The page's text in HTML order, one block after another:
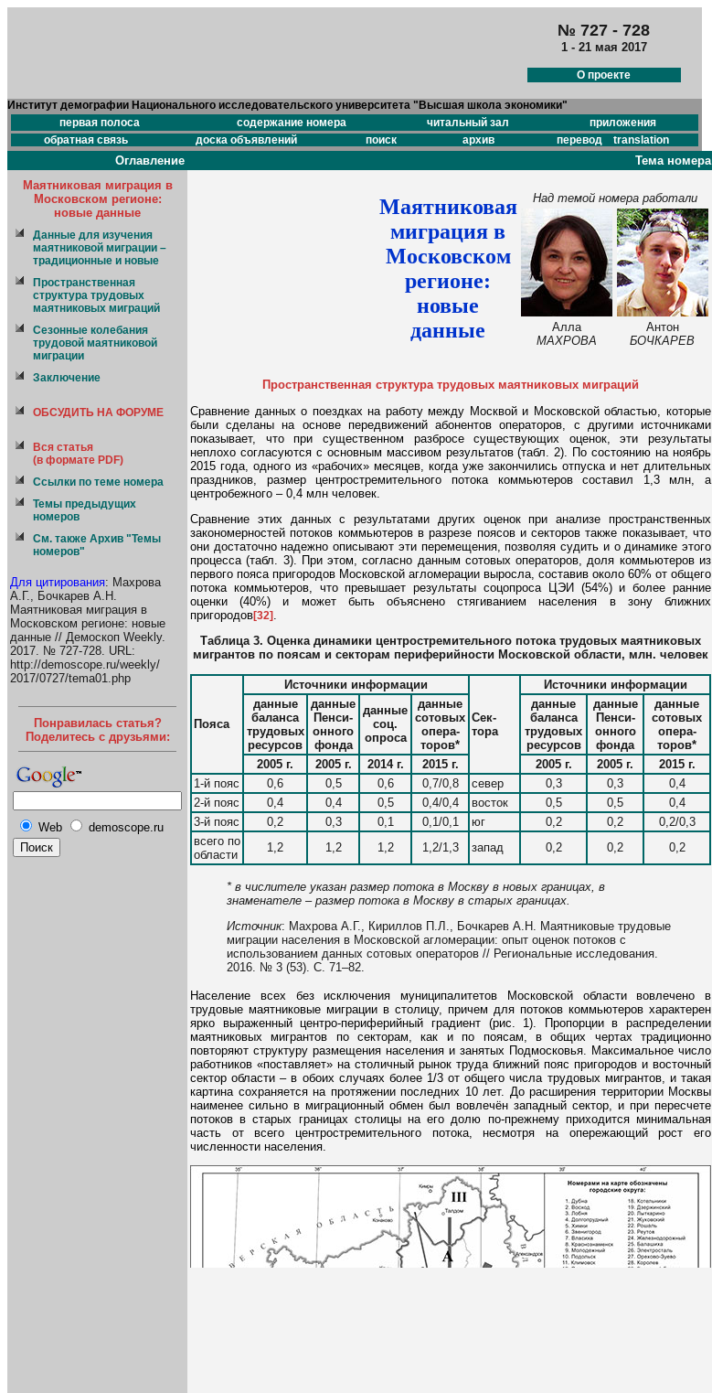
№ 727 - 728
1 - 21 мая 2017
О проекте
Институт демографии Национального исследовательского университета "Высшая школа экономики"
первая полоса
содержание номера читальный зал
приложения
обратная связь
доска объявлений поиск архив перевод translation
Оглавление
Тема номера
Маятниковая миграция в
Московском регионе:
новые данные
Данные для изучения
маятниковой миграции –
традиционные и новые
Пространственная
структура трудовых
маятниковых миграций
Сезонные колебания
трудовой маятниковой
миграции
Заключение
ОБСУДИТЬ НА ФОРУМЕ
Вся статья
(в формате PDF)
Ссылки по теме номера
Темы предыдущих
номеров
См. также Архив "Темы
номеров"
Для цитирования: Махрова
А.Г., Бочкарев А.Н.
Маятниковая миграция в
Московском регионе: новые
данные // Демоскоп Weekly.
2017. № 727-728. URL:
http://demoscope.ru/weekly/
2017/0727/tema01.php
Понравилась статья?
Поделитесь с друзьями:
Web demoscope.ru
Маятниковая
миграция в
Московском
регионе:
новые
данные
Над темой номера работали
Алла
МАХРОВА
Антон
БОЧКАРЕВ
Пространственная структура трудовых маятниковых миграций
Сравнение данных о поездках на работу между Москвой и Московской областью, которые
были сделаны на основе передвижений абонентов операторов, с другими источниками
показывает, что при существенном разбросе существующих оценок, эти результаты
неплохо согласуются с основным массивом результатов (табл. 2). По состоянию на ноябрь
2015 года, одного из «рабочих» месяцев, когда уже закончились отпуска и нет длительных
праздников, размер центростремительного потока коммьютеров составил 1,3 млн, а
центробежного – 0,4 млн человек.
Сравнение этих данных с результатами других оценок при анализе пространственных
закономерностей потоков коммьютеров в разрезе поясов и секторов также показывает, что
они достаточно надежно описывают эти перемещения, позволяя судить и о динамике этого
процесса (табл. 3). При этом, согласно данным сотовых операторов, доля коммьютеров из
первого пояса пригородов Московской агломерации выросла, составив около 60% от общего
потока коммьютеров, что превышает результаты соцопроса ЦЭИ (54%) и более ранние
оценки (40%) и может быть объяснено стягиванием населения в зону ближних
пригородов[32]
Таблица 3. Оценка динамики центростремительного потока трудовых маятниковых
мигрантов по поясам и секторам периферийности Московской области, млн. человек
Пояса
Источники информации
Сек-
тора
Источники информации
данные
баланса
трудовых
ресурсов
данные
Пенси-
онного
фонда
данные
соц.
опроса
данные
сотовых
опера-
торов*
данные
баланса
трудовых
ресурсов
данные
Пенси-
онного
фонда
данные
сотовых
опера-
торов*
2005 г.
2005 г. 2014 г. 2015 г. 2005 г. 2005 г.
2015 г.
1-й пояс
0,6 0,5 0,6 0,7/0,8 север 0,3 0,3
0,4
2-й пояс
0,4 0,4 0,5 0,4/0,4 восток 0,5 0,5
0,4
3-й пояс
0,2 0,3 0,1 0,1/0,1 юг 0,2 0,2
0,2/0,3
всего по
области
1,2 1,2 1,2 1,2/1,3 запад 0,2 0,2 0,2
* в числителе указан размер потока в Москву в новых границах, в
знаменателе – размер потока в Москву в старых границах.
Источник: Махрова А.Г., Кириллов П.Л., Бочкарев А.Н. Маятниковые трудовые
миграции населения в Московской агломерации: опыт оценок потоков с
использованием данных сотовых операторов // Региональные исследования.
2016. № 3 (53). С. 71–82.
Население всех без исключения муниципалитетов Московской области вовлечено в
трудовые маятниковые миграции в столицу, причем для потоков коммьютеров характерен
ярко выраженный центро-периферийный градиент (рис. 1). Пропорции в распределении
маятниковых мигрантов по секторам, как и по поясам, в общих чертах традиционно
повторяют структуру размещения населения и занятых Подмосковья. Максимальное число
работников «поставляет» на столичный рынок труда ближний пояс пригородов и восточный
сектор области – в обоих случаях более 1/3 от общего числа трудовых мигрантов, и такая
картина сохраняется на протяжении последних 10 лет. До расширения территории Москвы
наименее сильно в миграционный обмен был вовлечён западный сектор, и при пересчете
потоков в старых границах столицы на его долю по-прежнему приходится минимальная
часть от всего центростремительного потока, несмотря на опережающий рост его
численности населения.